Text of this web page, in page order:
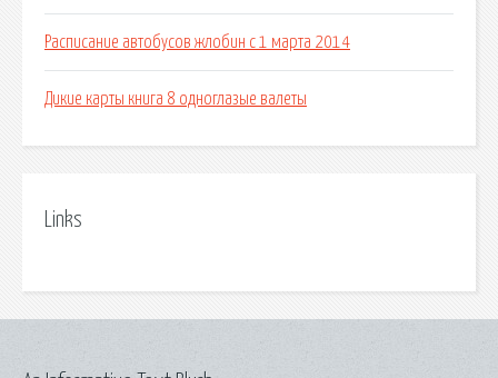
Расписание автобусов жлобин с 1 марта 2014
Дикие карты книга 8 одноглазые валеты
Links